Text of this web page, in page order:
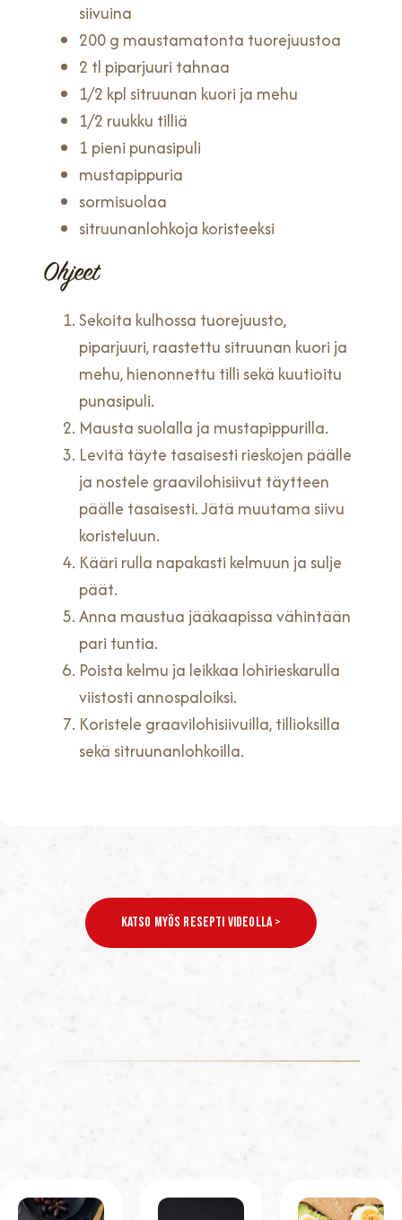
siivuina
200 g maustamatonta tuorejuustoa
2 tl piparjuuri tahnaa
1/2 kpl sitruunan kuori ja mehu
1/2 ruukku tilliä
1 pieni punasipuli
mustapippuria
sormisuolaa
sitruunanlohkoja koristeeksi
Ohjeet
Sekoita kulhossa tuorejuusto,
piparjuuri, raastettu sitruunan kuori ja
mehu, hienonnettu tilli sekä kuutioitu
punasipuli.
Mausta suolalla ja mustapippurilla.
Levitä täyte tasaisesti rieskojen päälle
ja nostele graavilohisiivut täytteen
päälle tasaisesti. Jätä muutama siivu
koristeluun.
Kääri rulla napakasti kelmuun ja sulje
päät.
Anna maustua jääkaapissa vähintään
pari tuntia.
Poista kelmu ja leikkaa lohirieskarulla
viistosti annospaloiksi.
Koristele graavilohisiivuilla, tillioksilla
sekä sitruunanlohkoilla.
Katso Myös Resepti Videolla >